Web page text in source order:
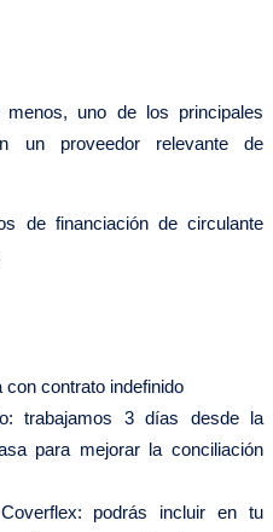
uno de los principales
un proveedor relevante de
de financiación de circulante
con contrato indefinido
trabajamos 3 días desde la
para mejorar la conciliación
podrás incluir en tu